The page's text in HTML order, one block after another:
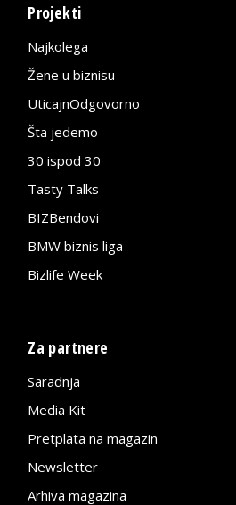
Projekti
Najkolega
Žene u biznisu
UticajnOdgovorno
Šta jedemo
30 ispod 30
Tasty Talks
BIZBendovi
BMW biznis liga
Bizlife Week
Za partnere
Saradnja
Media Kit
Pretplata na magazin
Newsletter
Arhiva magazina